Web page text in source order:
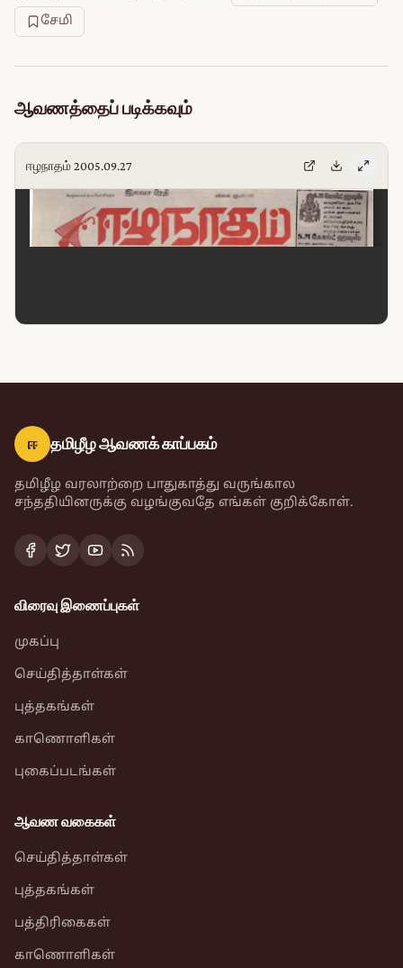
சேமி
ஆவணத்தைப் படிக்கவும்
ஈழநாதம் 2005.09.27
ஈ தமிழீழ ஆவணக் காப்பகம்
தமிழீழ வரலாற்றை பாதுகாத்து வருங்கால
சந்ததியினருக்கு வழங்குவதே எங்கள் குறிக்கோள்.
விரைவு இணைப்புகள்
முகப்பு
செய்தித்தாள்கள்
புத்தகங்கள்
காணொளிகள்
புகைப்படங்கள்
ஆவண வகைகள்
செய்தித்தாள்கள்
புத்தகங்கள்
பத்திரிகைகள்
காணொளிகள்